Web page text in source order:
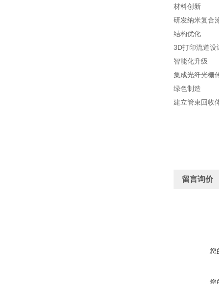
材料创新
研发纳米复合
结构优化
3D打印流道设
智能化升级
集成光纤光栅
绿色制造
建立管束回收
留言询价
您
您